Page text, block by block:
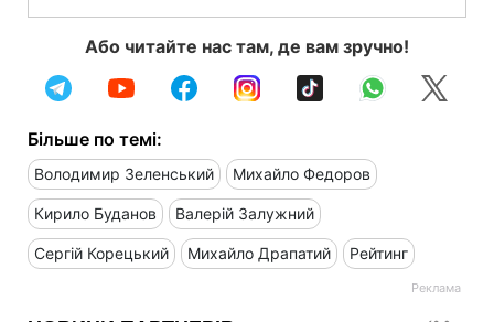
Або читайте нас там, де вам зручно!
Більше по темі:
Володимир Зеленський Михайло Федоров
Кирило Буданов Валерій Залужний
Сергій Корецький Михайло Драпатий Рейтинг